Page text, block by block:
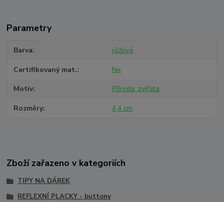
Parametry
Barva růžová
Certifikovaný mat. Ne
Motiv Příroda, zvířata
Rozměry 4,4 cm
Zboží zařazeno v kategoriích
TIPY NA DÁREK
REFLEXNÍ PLACKY - buttony